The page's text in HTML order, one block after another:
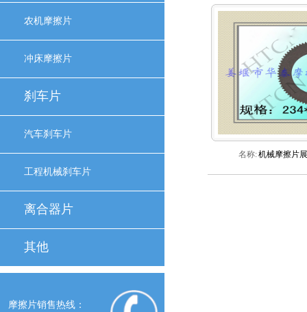
农机摩擦片
冲床摩擦片
刹车片
汽车刹车片
工程机械刹车片
离合器片
其他
摩擦片销售热线：
名称:机械摩擦片